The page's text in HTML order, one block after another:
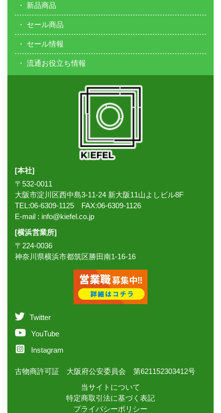
新品商品
セール商品
セール情報
流通お役立ち情報
[本社]
〒532-0011
大阪市淀川区西中島3-11-24 新大阪11山よしビル8F
TEL:06-6309-1125 FAX:06-6309-1126
E-mail : info@kiefel.co.jp
[横浜営業所]
〒224-0036
神奈川県横浜市都筑区勝田南1-16-16
Twitter
YouTube
Instagram
古物商許可証 大阪府公安委員会 第621152303412号
当サイトについて
特定商取引法に基づく表記
プライバシーポリシー